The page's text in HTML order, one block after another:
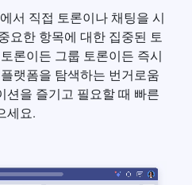
서 직접 토론이나 채팅을 시
요한 항목에 대한 집중된 토
론이든 그룹 토론이든 즉시
랫폼을 탐색하는 번거로움
션을 즐기고 필요할 때 빠른
세요.